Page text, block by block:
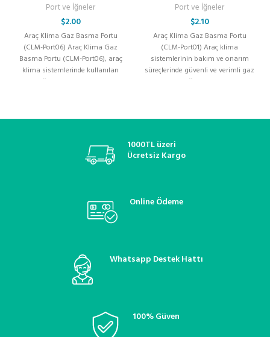
Port ve İğneler
$2.00
Araç Klima Gaz Basma Portu
(CLM-Port06) Araç Klima Gaz
Basma Portu (CLM-Port06), araç
klima sistemlerinde kullanılan
soğutucu gazın akışını
Port ve İğneler
$2.10
Araç Klima Gaz Basma Portu
(CLM-Port01) Araç klima
sistemlerinin bakım ve onarım
süreçlerinde güvenli ve verimli gaz
dolumu sağlamak amacıyla
1000TL üzeri
Ücretsiz Kargo
Online Ödeme
Whatsapp Destek Hattı
100% Güven